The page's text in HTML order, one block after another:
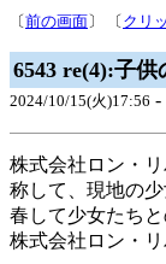
〔前の画面〕 〔 クリ
6543 re(4):子
2024/10/15(火)17:56 -
株式会社ロン・
称して、現地の
春して少女たち
株式会社ロン・